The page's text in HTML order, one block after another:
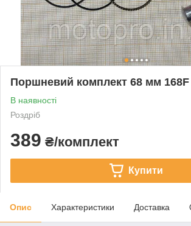
Поршневий комплект 68 мм 168F
В наявності
Роздріб
389 ₴/комплект
Купити
Опис Характеристики Доставка